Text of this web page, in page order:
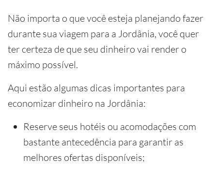
Não importa o que você esteja planejando fazer
durante sua viagem para a Jordânia, você quer
ter certeza de que seu dinheiro vai render o
máximo possível.
Aqui estão algumas dicas importantes para
economizar dinheiro na Jordânia:
Reserve seus hotéis ou acomodações com
bastante antecedência para garantir as
melhores ofertas disponíveis;